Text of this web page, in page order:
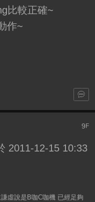
比較正確~
作~
9 F
2011-12-15 10:33
虛說是B咖C咖機 已經足夠